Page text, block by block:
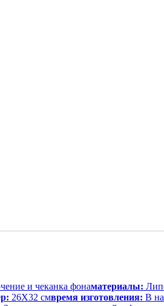
и чеканка фонаматериалы:
26Х32 смвремя изготовления: В